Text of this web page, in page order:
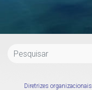
Diretrizes organizacionais